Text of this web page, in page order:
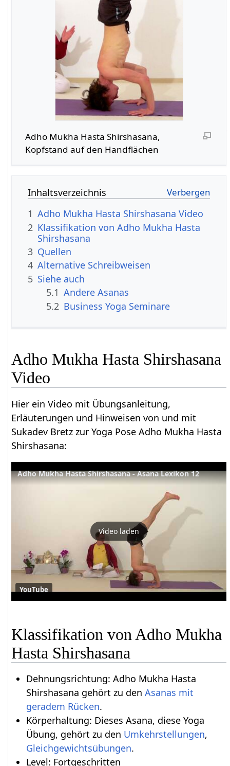
Adho Mukha Hasta Shirshasana,
Kopfstand auf den Handflächen
Inhaltsverzeichnis
1 Adho Mukha Hasta Shirshasana Video
2 Klassifikation von Adho Mukha Hasta
Shirshasana
3 Quellen
4 Alternative Schreibweisen
5 Siehe auch
5.1 Andere Asanas
5.2 Business Yoga Seminare
Adho Mukha Hasta Shirshasana
Video
Hier ein Video mit Übungsanleitung,
Erläuterungen und Hinweisen von und mit
Sukadev Bretz zur Yoga Pose Adho Mukha Hasta
Shirshasana:
Adho Mukha Hasta Shirshasana - Asana Lexikon 12
Video laden
YouTube
Klassifikation von Adho Mukha
Hasta Shirshasana
Dehnungsrichtung: Adho Mukha Hasta
Shirshasana gehört zu den Asanas mit
geradem Rücken.
Körperhaltung: Dieses Asana, diese Yoga
Übung, gehört zu den Umkehrstellungen,
Gleichgewichtsübungen.
Level: Fortgeschritten